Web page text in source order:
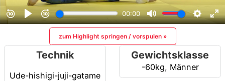
zum Highlight springen / vorspulen »
Technik
Ude-hishigi-juji-gatame
Gewichtsklasse
-60kg, Männer